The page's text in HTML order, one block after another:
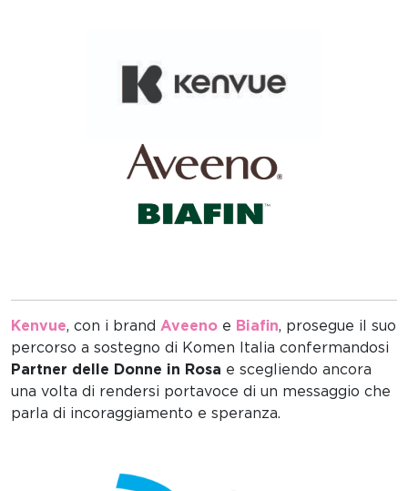
Kenvue, con i brand Aveeno e Biafin, prosegue il suo
percorso a sostegno di Komen Italia confermandosi
Partner delle Donne in Rosa e scegliendo ancora
una volta di rendersi portavoce di un messaggio che
parla di incoraggiamento e speranza.